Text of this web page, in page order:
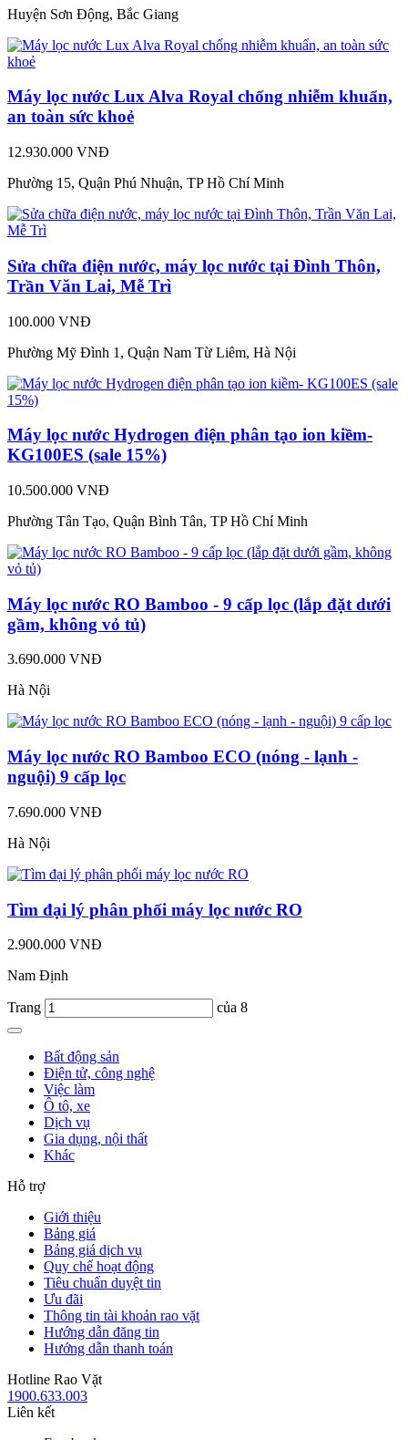
Huyện Sơn Động, Bắc Giang
Máy lọc nước Lux Alva Royal chống nhiễm khuẩn,
an toàn sức khoẻ
12.930.000 VNĐ
Phường 15, Quận Phú Nhuận, TP Hồ Chí Minh
Sửa chữa điện nước, máy lọc nước tại Đình Thôn,
Trần Văn Lai, Mễ Trì
100.000 VNĐ
Phường Mỹ Đình 1, Quận Nam Từ Liêm, Hà Nội
Máy lọc nước Hydrogen điện phân tạo ion kiềm-
KG100ES (sale 15%)
10.500.000 VNĐ
Phường Tân Tạo, Quận Bình Tân, TP Hồ Chí Minh
Máy lọc nước RO Bamboo - 9 cấp lọc (lắp đặt dưới
gầm, không vỏ tủ)
3.690.000 VNĐ
Hà Nội
Máy lọc nước RO Bamboo ECO (nóng - lạnh -
nguội) 9 cấp lọc
7.690.000 VNĐ
Hà Nội
Tìm đại lý phân phối máy lọc nước RO
2.900.000 VNĐ
Nam Định
Trang của 8
Bất động sản
Điện tử, công nghệ
Việc làm
Ô tô, xe
Dịch vụ
Gia dụng, nội thất
Khác
Hỗ trợ
Giới thiệu
Bảng giá
Bảng giá dịch vụ
Quy chế hoạt động
Tiêu chuẩn duyệt tin
Ưu đãi
Thông tin tài khoản rao vặt
Hướng dẫn đăng tin
Hướng dẫn thanh toán
Hotline Rao Vặt
1900.633.003
Liên kết